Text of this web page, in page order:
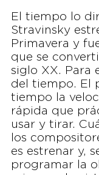
El tiempo lo
Stravinsky
Primavera y
que se
siglo XX. Para
del tiempo. El
tiempo la
rápida que
usar y tirar.
los
es estrenar y,
programar la